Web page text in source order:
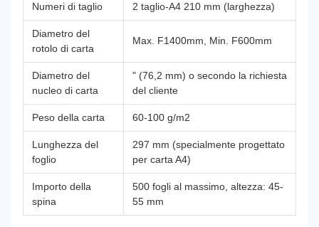
Numeri di taglio 2 taglio-A4 210 mm (larghezza)
Diametro del
rotolo di carta
Max. F1400mm, Min. F600mm
Diametro del
nucleo di carta
" (76,2 mm) o secondo la richiesta
del cliente
Peso della carta 60-100 g/m2
Lunghezza del
foglio
297 mm (specialmente progettato
per carta A4)
Importo della
spina
500 fogli al massimo, altezza: 45-
55 mm